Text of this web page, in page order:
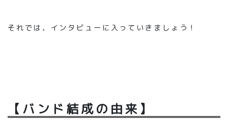
それでは、インタビューに入っていきましょう！
【バンド結成の由来】